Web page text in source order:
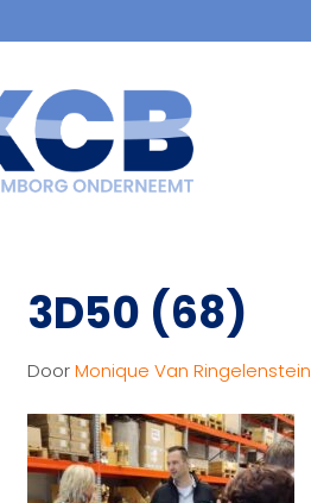
3D50 (68)
DoorMonique Van Ringelenstein